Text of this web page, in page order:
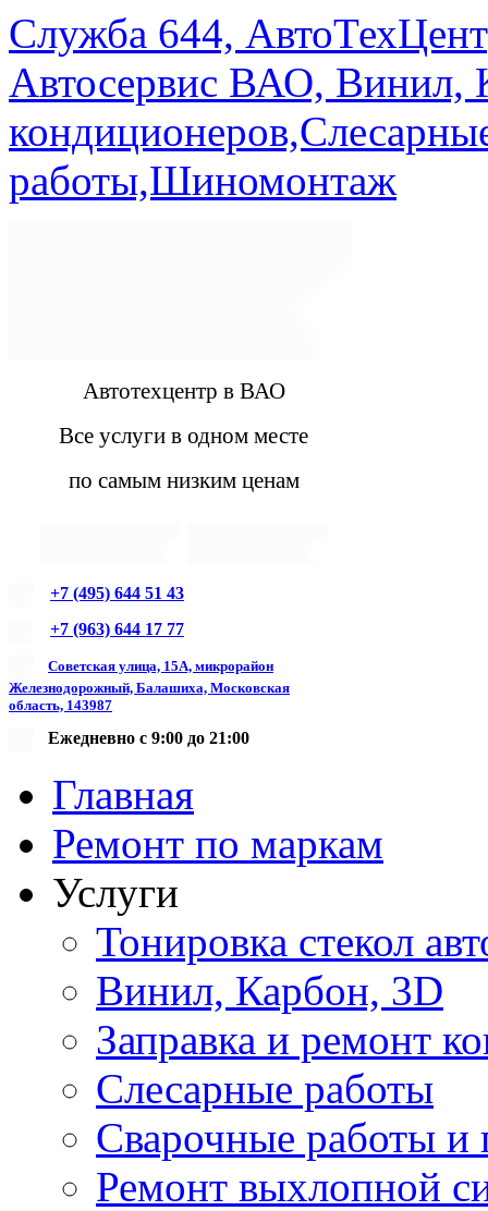
Служба 644,
Автосервис ВАО, Винил,
работы,Шиномонтаж
Автотехцентр в ВАО
Все услуги в одном месте
по самым низким ценам
+7 (495) 644 51 43
+7 (963) 644 17 77
Советская улица, 15А, микрорайон
Железнодорожный, Балашиха, Московская
область, 143987
Ежедневно с 9:00 до 21:00
Главная
Ремонт по маркам
Услуги
Тонировка стекол
Винил, Карбон, 3D
Заправка и ремонт
Слесарные работы
Сварочные работы и
Ремонт выхлопной